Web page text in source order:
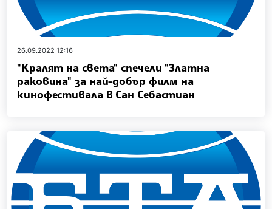
26.09.2022 12:16
"Кралят на света" спечели "Златна
раковина" за най-добър филм на
кинофестивала в Сан Себастиан